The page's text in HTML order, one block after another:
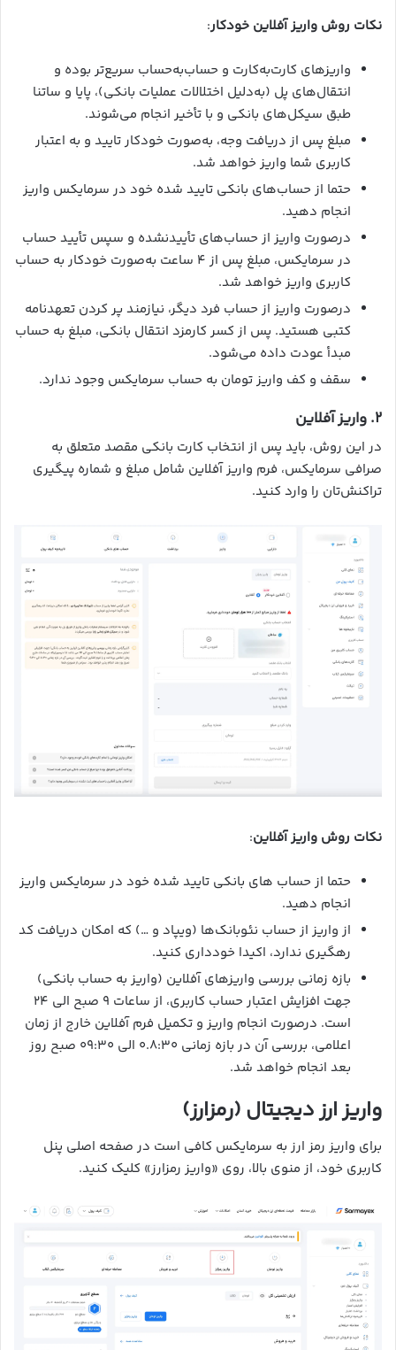
نکات روش واریز آفلاین خودکار:
واریزهای کارت‌به‌کارت و حساب‌به‌حساب سریع‌تر بوده و
انتقال‌های پل (به‌دلیل اختلالات عملیات بانکی)، پایا و ساتنا
طبق سیکل‌های بانکی و با تأخیر انجام می‌شوند.
مبلغ پس از دریافت وجه، به‌صورت خودکار تایید و به اعتبار
کاربری شما واریز خواهد شد.
حتما از حساب‌های بانکی تایید شده خود در سرمایکس واریز
انجام دهید.
درصورت واریز از حساب‌های تأییدنشده و سپس تأیید حساب
در سرمایکس، مبلغ پس از ۴ ساعت به‌صورت خودکار به حساب
کاربری واریز خواهد شد.
درصورت واریز از حساب فرد دیگر، نیازمند پر کردن تعهدنامه
کتبی هستید. پس از کسر کارمزد انتقال بانکی، مبلغ به حساب
مبدأ عودت داده می‌شود.
سقف و کف واریز تومان به حساب سرمایکس وجود ندارد.
۲. واریز آفلاین
در این روش، باید پس از انتخاب کارت بانکی مقصد متعلق به
صرافی سرمایکس، فرم واریز آفلاین شامل مبلغ و شماره پیگیری
تراکنش‌تان را وارد کنید.
نکات روش واریز آفلاین:
حتما از حساب های بانکی تایید شده خود در سرمایکس واریز
انجام دهید.
از واریز از حساب نئوبانک‌ها (ویپاد و …) که امکان دریافت کد
رهگیری ندارد، اکیدا خودداری کنید.
بازه زمانی بررسی واریزهای آفلاین (واریز به حساب بانکی)
جهت افزایش اعتبار حساب کاربری، از ساعات ۹ صبح الی ۲۴
است. درصورت انجام واریز و تکمیل فرم آفلاین خارج از زمان
اعلامی، بررسی آن در بازه زمانی ۰.۸:۳۰ الی ۰۹:۳۰ صبح روز
بعد انجام خواهد شد.
واریز ارز دیجیتال (رمزارز)
برای واریز رمز ارز به سرمایکس کافی است در صفحه اصلی پنل
کاربری خود، از منوی بالا، روی «واریز رمزارز» کلیک کنید.